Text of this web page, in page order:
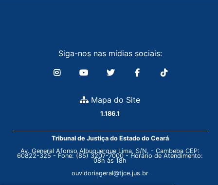
Siga-nos nas mídias sociais:
Mapa do Site
1.186.1
Tribunal de Justiça do Estado do Ceará
Av. General Afonso Albuquerque Lima, S/N. - Cambeba CEP:
60822-325 - Fone: (85) 3207-7000 - Horário de Atendimento:
08h às 18h
ouvidoriageral@tjce.jus.br